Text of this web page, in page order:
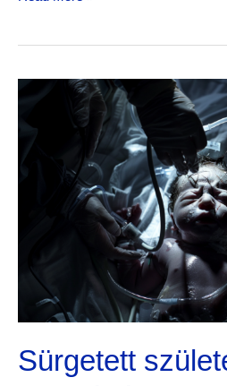
Sürgetett
Sürgetett
feloldásának
lehetőségei